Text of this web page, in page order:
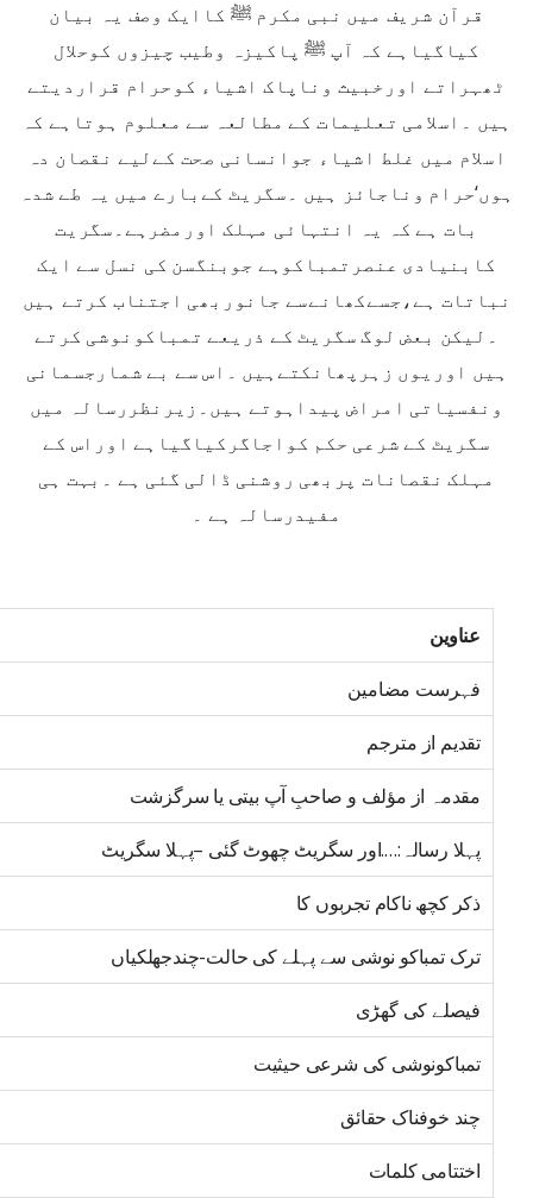
قرآن شریف میں نبی مکرم ﷺ کاایک وصف یہ بیان
کیاگیاہے کہ آپ ﷺ پاکیزہ وطیب چیزوں کوحلال
ٹھہراتے اورخبیث وناپاک اشیاء کوحرام قراردیتے
ہیں ۔اسلامی تعلیمات کے مطالعہ سے معلوم ہوتاہے کہ
اسلام میں غلط اشیاء جوانسانی صحت کےلیے نقصان دہ
ہوں‘حرام وناجائز ہیں ۔سگریٹ کےبارے میں یہ طے شدہ
بات ہے کہ یہ انتہائی مہلک اورمضرہے۔سگریت
کابنیادی عنصرتمباکوہے جوبنگسن کی نسل سے ایک
نباتات ہے،جسےکھانےسے جانوربھی اجتناب کرتے ہیں
۔لیکن بعض لوگ سگریٹ کے ذریعے تمباکونوشی کرتے
ہیں اوریوں زہرپھانکتےہیں ۔اس سے بے شمارجسمانی
ونفسیاتی امراض پیداہوتے ہیں۔زیرنظررسالہ میں
سگریٹ کے شرعی حکم کواجاگرکیاگیاہے اوراس کے
مہلک نقصانات پربھی روشنی ڈالی گئی ہے ۔بہت ہی
مفیدرسالہ ہے ۔
عناوین
فہرست مضامین
تقدیم از مترجم
مقدمہ از مؤلف و صاحبِ آپ بیتی یا سرگزشت
پہلا رسالہ:….اور سگریٹ چھوٹ گئی –پہلا سگریٹ
ذکر کچھ ناکام تجربوں کا
ترک تمباکو نوشی سے پہلے کی حالت-چندجھلکیاں
فیصلے کی گھڑی
تمباکونوشی کی شرعی حیثیت
چند خوفناک حقائق
اختتامی کلمات